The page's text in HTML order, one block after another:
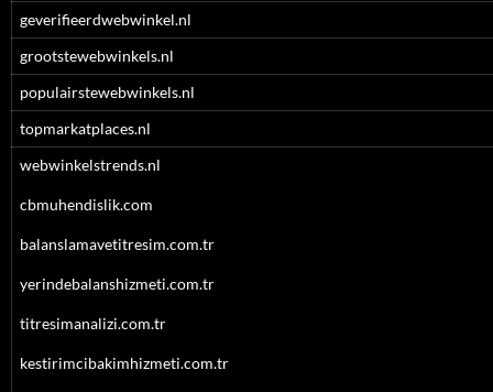
geverifieerdwebwinkel.nl
grootstewebwinkels.nl
populairstewebwinkels.nl
topmarkatplaces.nl
webwinkelstrends.nl
cbmuhendislik.com
balanslamavetitresim.com.tr
yerindebalanshizmeti.com.tr
titresimanalizi.com.tr
kestirimcibakimhizmeti.com.tr